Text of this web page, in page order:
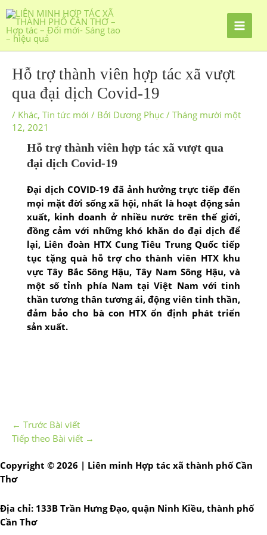
Hỗ trợ thành viên hợp tác xã vượt
qua đại dịch Covid-19
/ Khác, Tin tức mới / Bởi Dương Phục / Tháng mười một
12, 2021
Hỗ trợ thành viên hợp tác xã vượt qua
đại dịch Covid-19
Đại dịch COVID-19 đã ảnh hưởng trực tiếp đến
mọi mặt đời sống xã hội, nhất là hoạt động sản
xuất, kinh doanh ở nhiều nước trên thế giới,
đồng cảm với những khó khăn do đại dịch để
lại, Liên đoàn HTX Cung Tiêu Trung Quốc tiếp
tục tặng quà hỗ trợ cho thành viên HTX khu
vực Tây Bắc Sông Hậu, Tây Nam Sông Hậu, và
một số tỉnh phía Nam tại Việt Nam với tinh
thần tương thân tương ái, động viên tinh thần,
đảm bảo cho bà con HTX ổn định phát triển
sản xuất.
← Trước Bài viết
Tiếp theo Bài viết →
Copyright © 2026 | Liên minh Hợp tác xã thành phố Cần
Thơ
Địa chỉ: 133B Trần Hưng Đạo, quận Ninh Kiều, thành phố
Cần Thơ